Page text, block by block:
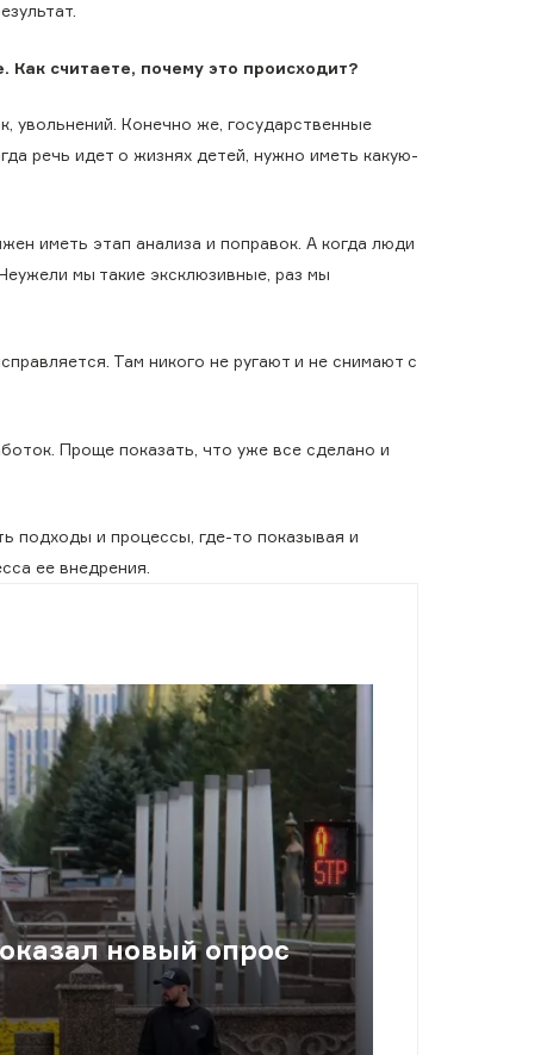
считаете, почему это происходит?
увольнений. Конечно же, государственные
речь идет о жизнях детей, нужно иметь какую-
иметь этап анализа и поправок. А когда люди
мы такие эксклюзивные, раз мы
Там никого не ругают и не снимают с
Проще показать, что уже все сделано и
подходы и процессы, где-то показывая и
ее внедрения.
новый опрос